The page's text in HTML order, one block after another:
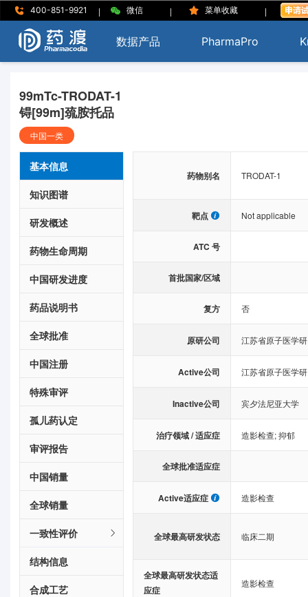
400-851-9921 | 微信 | 菜单收藏 |
数据产品 PharmaPro
99mTc-TRODAT-1
锝[99m]巯胺托品
中国一类
基本信息
知识图谱
研发概述
药物生命周期
中国研发进度
药品说明书
全球批准
中国注册
特殊审评
孤儿药认定
审评报告
中国销量
全球销量
一致性评价
结构信息
合成工艺
药物别名 TRODAT-1
靶点 Not applicable
ATC 号
首批国家/区域
复方 否
原研公司 江苏省原子医学
Active公司 江苏省原子医学
Inactive公司 宾夕法尼亚大学
治疗领域 / 适应症 造影检查;抑郁
全球批准适应症
Active适应症 造影检查
全球最高研发状态 临床二期
全球最高研发状态适
应症
造影检查